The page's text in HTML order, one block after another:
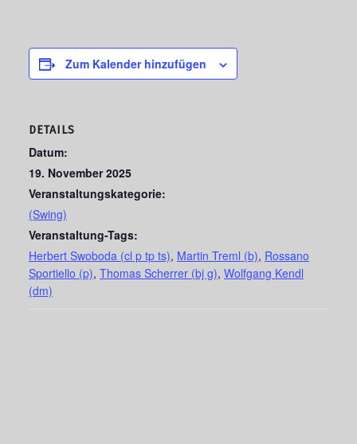
Zum Kalender hinzufügen
DETAILS
Datum:
19. November 2025
Veranstaltungskategorie:
(Swing)
Veranstaltung-Tags:
Herbert Swoboda (cl p tp ts), Martin Treml (b), Rossano
Sportiello (p), Thomas Scherrer (bj g), Wolfgang Kendl
(dm)